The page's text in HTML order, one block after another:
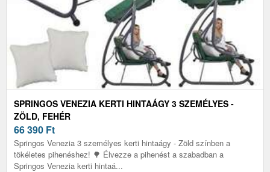
SPRINGOS VENEZIA KERTI HINTAÁGY 3 SZEMÉLYES -
ZÖLD, FEHÉR
66 390 Ft
Springos Venezia 3 személyes kerti hintaágy - Zöld színben a
tökéletes pihenéshez! 🌳 Élvezze a pihenést a szabadban a
Springos Venezia kerti hintaá...